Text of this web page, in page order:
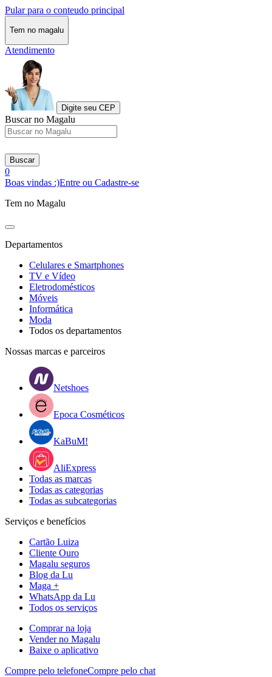
Pular para o conteudo principal
Tem no magalu
Atendimento
Digite seu CEP
Buscar no Magalu
Buscar
0
Boas vindas :)Entre ou Cadastre-se
Tem no Magalu
Departamentos
Celulares e Smartphones
TV e Vídeo
Eletrodomésticos
Móveis
Informática
Moda
Todos os departamentos
Nossas marcas e parceiros
Netshoes
Epoca Cosméticos
KaBuM!
AliExpress
Todas as marcas
Todas as categorias
Todas as subcategorias
Serviços e benefícios
Cartão Luiza
Cliente Ouro
Magalu seguros
Blog da Lu
Maga +
WhatsApp da Lu
Todos os serviços
Comprar na loja
Vender no Magalu
Baixe o aplicativo
Compre pelo telefoneCompre pelo chat